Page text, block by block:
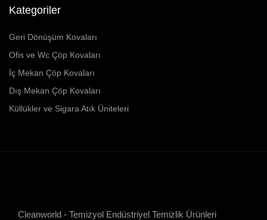
Kategoriler
Geri Dönüşüm Kovaları
Ofis ve Wc Çöp Kovaları
İç Mekan Çöp Kovaları
Dış Mekan Çöp Kovaları
Küllükler ve Sigara Atık Üniteleri
Cleanworld - Temizyol Endüstriyel Temizlik Ürünleri